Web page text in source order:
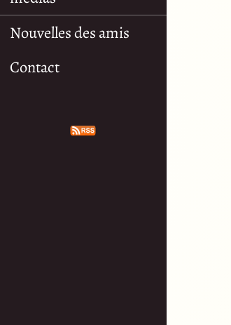
Nouvelles des amis
Contact